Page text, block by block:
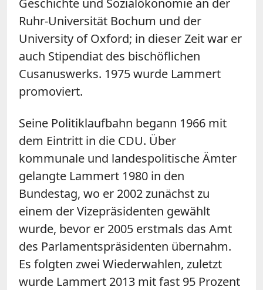
Ruhr-Universität Bochum und der
University of Oxford; in dieser Zeit war er
auch Stipendiat des bischöflichen
Cusanuswerks. 1975 wurde Lammert
promoviert.
Seine Politiklaufbahn begann 1966 mit
dem Eintritt in die CDU. Über
kommunale und landespolitische Ämter
gelangte Lammert 1980 in den
Bundestag, wo er 2002 zunächst zu
einem der Vizepräsidenten gewählt
wurde, bevor er 2005 erstmals das Amt
des Parlamentspräsidenten übernahm.
Es folgten zwei Wiederwahlen, zuletzt
wurde Lammert 2013 mit fast 95 Prozent